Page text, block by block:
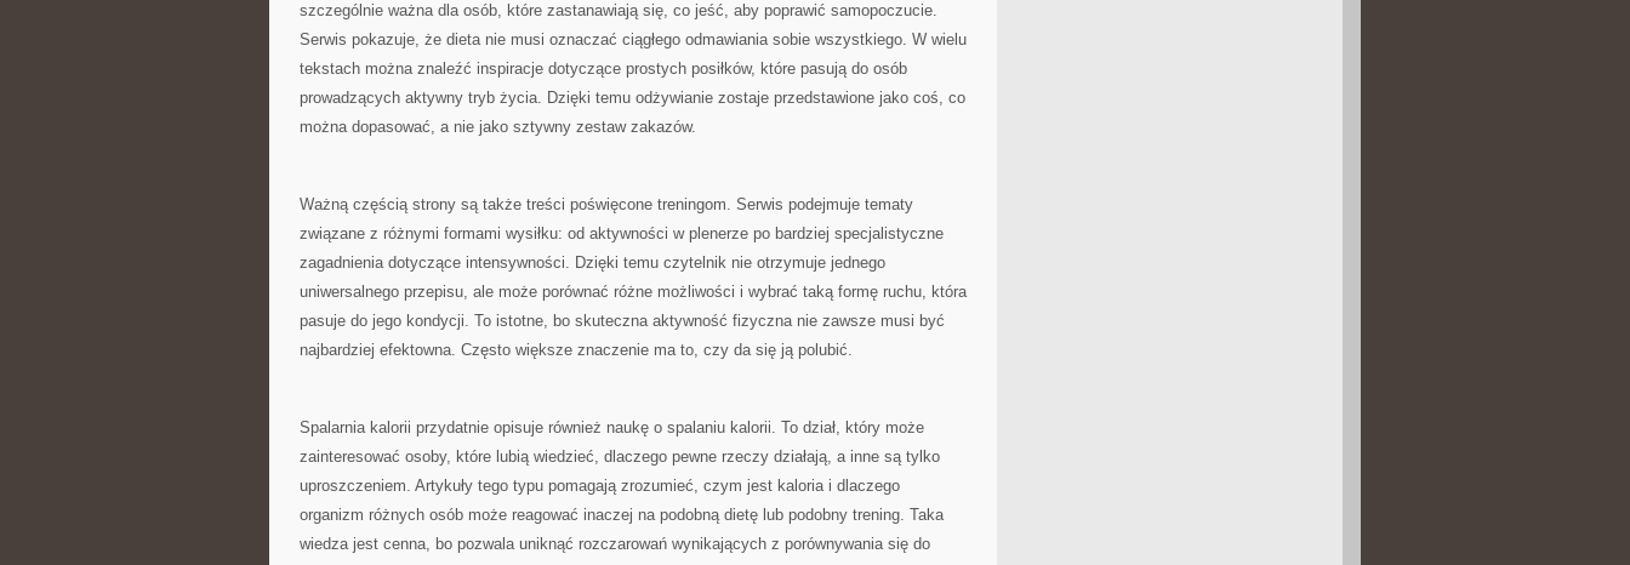
szczególnie ważna dla osób, które zastanawiają się, co jeść, aby poprawić samopoczucie.
Serwis pokazuje, że dieta nie musi oznaczać ciągłego odmawiania sobie wszystkiego. W wielu
tekstach można znaleźć inspiracje dotyczące prostych posiłków, które pasują do osób
prowadzących aktywny tryb życia. Dzięki temu odżywianie zostaje przedstawione jako coś, co
można dopasować, a nie jako sztywny zestaw zakazów.
Ważną częścią strony są także treści poświęcone treningom. Serwis podejmuje tematy
związane z różnymi formami wysiłku: od aktywności w plenerze po bardziej specjalistyczne
zagadnienia dotyczące intensywności. Dzięki temu czytelnik nie otrzymuje jednego
uniwersalnego przepisu, ale może porównać różne możliwości i wybrać taką formę ruchu, która
pasuje do jego kondycji. To istotne, bo skuteczna aktywność fizyczna nie zawsze musi być
najbardziej efektowna. Często większe znaczenie ma to, czy da się ją polubić.
Spalarnia kalorii przydatnie opisuje również naukę o spalaniu kalorii. To dział, który może
zainteresować osoby, które lubią wiedzieć, dlaczego pewne rzeczy działają, a inne są tylko
uproszczeniem. Artykuły tego typu pomagają zrozumieć, czym jest kaloria i dlaczego
organizm różnych osób może reagować inaczej na podobną dietę lub podobny trening. Taka
wiedza jest cenna, bo pozwala uniknąć rozczarowań wynikających z porównywania się do